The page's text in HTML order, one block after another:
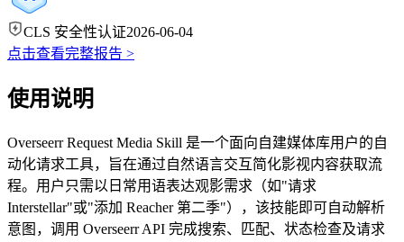
CLS 安全性认证2026-06-04
点击查看完整报告 >
使用说明
Overseerr Request Media Skill 是一个面向自建媒体库用户的自
动化请求工具，旨在通过自然语言交互简化影视内容获取流
程。用户只需以日常用语表达观影需求（如"请求
Interstellar"或"添加 Reacher 第二季"），该技能即可自动解析
意图，调用 Overseerr API 完成搜索、匹配、状态检查及请求